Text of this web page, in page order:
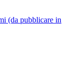
(da pubblicare in